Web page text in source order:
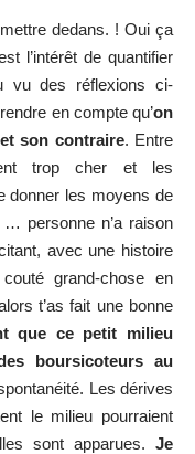
dedans. ! Oui ça
l’intérêt de quantifier
vu des réflexions ci-
en compte qu’on
son contraire. Entre
trop cher et les
donner les moyens de
personne n’a raison
avec une histoire
grand-chose en
t’as fait une bonne
que ce petit milieu
boursicoteurs au
Les dérives
le milieu pourraient
sont apparues. Je